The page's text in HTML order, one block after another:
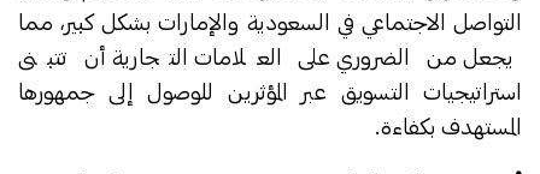
التواصل الاجتماعي في السعودية والإمارات بشكل كبير، مما
يجعل من الضروري على العلامات التجارية أن تتبنى
استراتيجيات التسويق عبر المؤثرين للوصول إلى جمهورها
المستهدف بكفاءة.